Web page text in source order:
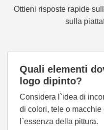
Ottieni risposte rapide
sulla
Quali elementi
logo dipinto?
Considera l`idea di
di colori, tele o
l`essenza della pittura.